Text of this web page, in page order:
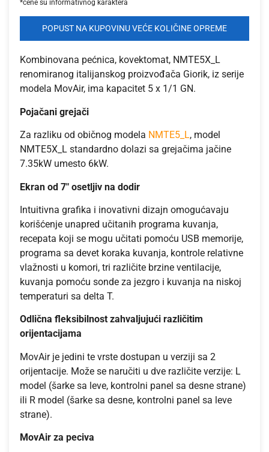
POPUST NA KUPOVINU VEĆE KOLIČINE OPREME
Kombinovana pećnica, kovektomat, NMTE5X_L
renomiranog italijanskog proizvođača Giorik, iz serije
modela MovAir, ima kapacitet 5 x 1/1 GN.
Pojačani grejači
Za razliku od običnog modela NMTE5_L, model
NMTE5X_L standardno dolazi sa grejačima jačine
7.35kW umesto 6kW.
Ekran od 7″ osetljiv na dodir
Intuitivna grafika i inovativni dizajn omogućavaju
korišćenje unapred učitanih programa kuvanja,
recepata koji se mogu učitati pomoću USB memorije,
programa sa devet koraka kuvanja, kontrole relativne
vlažnosti u komori, tri različite brzine ventilacije,
kuvanja pomoću sonde za jezgro i kuvanja na niskoj
temperaturi sa delta T.
Odlična fleksibilnost zahvaljujući različitim
orijentacijama
MovAir je jedini te vrste dostupan u verziji sa 2
orijentacije. Može se naručiti u dve različite verzije: L
model (šarke sa leve, kontrolni panel sa desne strane)
ili R model (šarke sa desne, kontrolni panel sa leve
strane).
MovAir za peciva